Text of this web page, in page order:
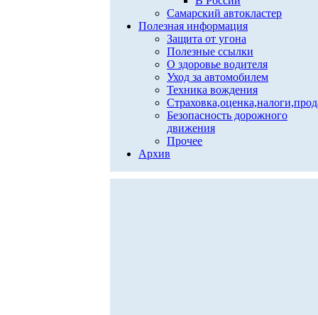
Самарский автокластер
Полезная информация
Защита от угона
Полезные ссылки
О здоровье водителя
Уход за автомобилем
Техника вождения
Безопасность дорожного
движения
Прочее
Архив